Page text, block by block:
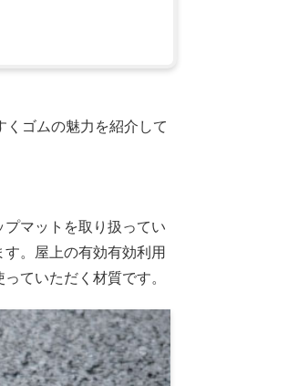
くゴムの魅力を紹介して
マットを取り扱ってい
。屋上の有効有効利用
ていただく材質です。